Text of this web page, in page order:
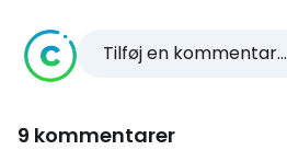
Tilføj en kommentar...
9 kommentarer